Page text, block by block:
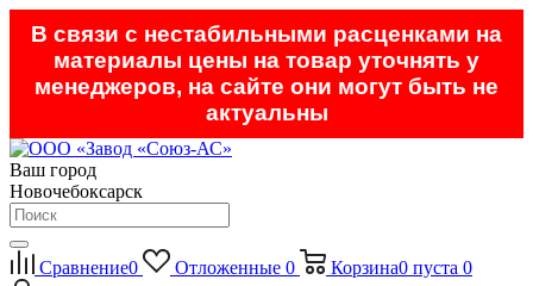
В связи с нестабильными расценками на
материалы цены на товар уточнять у
менеджеров, на сайте они могут быть не
актуальны
Ваш город
Новочебоксарск
Сравнение0 Отложенные 0 Корзина0 пуста 0